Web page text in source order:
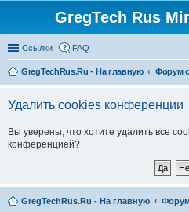
GregTech Rus
Ссылки FAQ
GregTechRus.Ru - На главную
Удалить cookies конференции
Вы уверены, что хотите удалить все
конференцией?
GregTechRus.Ru - На главную